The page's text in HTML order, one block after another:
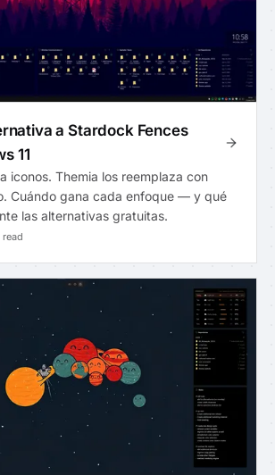
a Stardock Fences
11
iconos. Themia los reemplaza con
Cuándo gana cada enfoque — y qué
las alternativas gratuitas.